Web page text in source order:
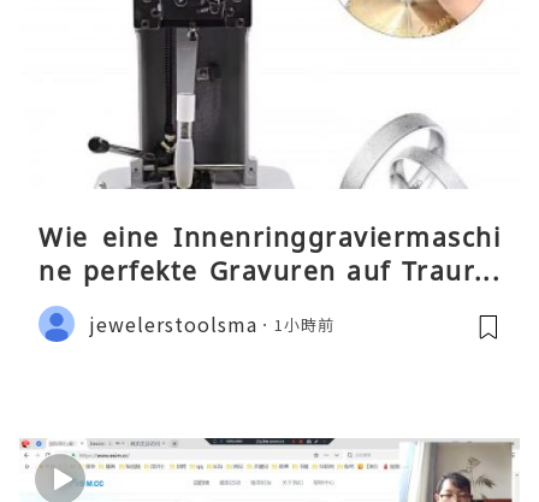
Wie eine Innenringgraviermaschi
ne perfekte Gravuren auf Traurin
gen ermöglicht
jewelerstoolsma 1小時前